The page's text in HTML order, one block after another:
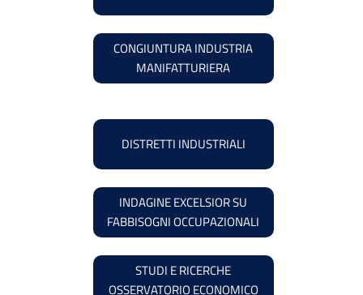
CONGIUNTURA INDUSTRIA
MANIFATTURIERA
DISTRETTI INDUSTRIALI
INDAGINE EXCELSIOR SU
FABBISOGNI OCCUPAZIONALI
STUDI E RICERCHE
OSSERVATORIO ECONOMICO